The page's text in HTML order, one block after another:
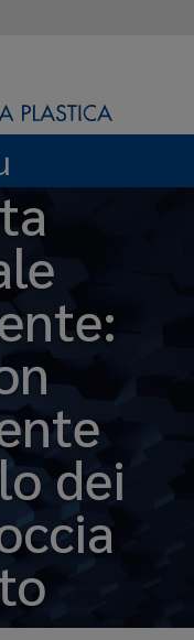
dei